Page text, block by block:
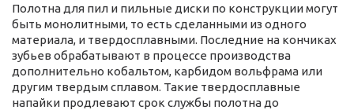
Полотна для пил и пильные диски по конструкции могут
быть монолитными, то есть сделанными из одного
материала, и твердосплавными. Последние на кончиках
зубьев обрабатывают в процессе производства
дополнительно кобальтом, карбидом вольфрама или
другим твердым сплавом. Такие твердосплавные
напайки продлевают срок службы полотна до